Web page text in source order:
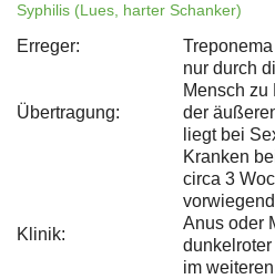
Syphilis (Lues, harter Schanker)
Erreger:
Übertragung:
nur durch
Mensch zu
der
liegt bei
Kranken
Klinik:
circa 3
Anus oder
im